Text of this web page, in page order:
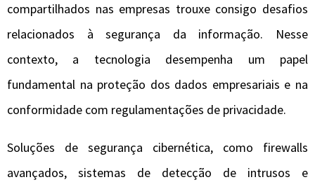
compartilhados nas empresas trouxe consigo desafios
relacionados à segurança da informação. Nesse
contexto, a tecnologia desempenha um papel
fundamental na proteção dos dados empresariais e na
conformidade com regulamentações de privacidade.
Soluções de segurança cibernética, como firewalls
avançados, sistemas de detecção de intrusos e